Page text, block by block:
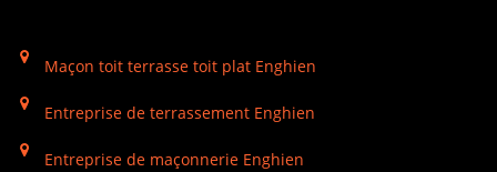
Maçon toit terrasse toit plat Enghien
Entreprise de terrassement Enghien
Entreprise de maçonnerie Enghien